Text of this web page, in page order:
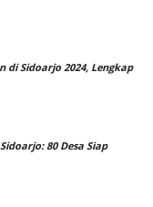
di Sidoarjo 2024, Lengkap
80 Desa Siap